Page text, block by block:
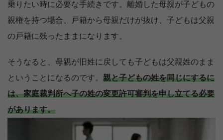
乗りたい時に必要な手続きです。離婚した母親が子どもの
親権を持つ場合、戸籍から母親だけが抜け、子どもは父親
の戸籍に残ったままになります。
そうなると、母親が旧姓に戻しても子どもは父親姓のまま
ということになるのです。 親と子どもの姓を同じにするに
は、家庭裁判所へ子の姓の変更許可審判を申し立てる必要
があります。